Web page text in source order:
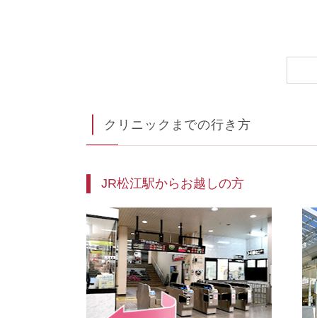
クリニックまでの行き方
JR松江駅からお越しの方